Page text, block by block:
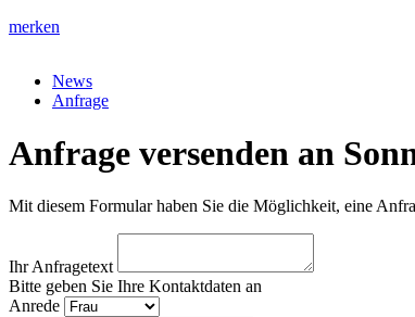
merken
News
Anfrage
Anfrage versenden an
Mit diesem Formular haben Sie die Möglichkeit, eine
Ihr Anfragetext
Bitte geben Sie Ihre Kontaktdaten an
Anrede